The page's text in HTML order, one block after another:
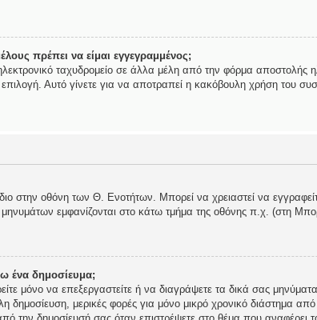
πρέπει να είμαι εγγεγραμμένος;
ταχυδρομείο σε άλλα μέλη από την φόρμα αποστολής
επιλογή. Αυτό γίνετε για να αποτραπεί η κακόβουλη χρήση του
στην οθόνη των Θ. Ενοτήτων. Μπορεί να χρειαστεί να
μηνυμάτων εμφανίζονται στο κάτω τμήμα της οθόνης π.χ. (στη
ένα δημοσίευμα;
μόνο να επεξεργαστείτε ή να διαγράψετε τα δικά σας
δημοσίευση, μερικές φορές για μόνο μικρό χρονικό διάστημα